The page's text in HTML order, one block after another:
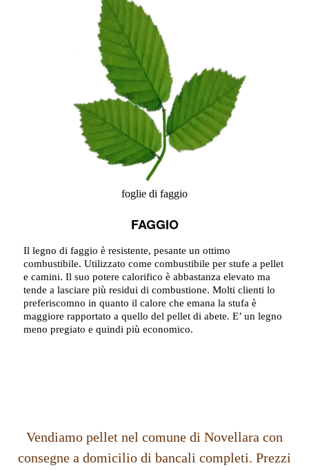
foglie di faggio
FAGGIO
Il legno di faggio è resistente, pesante un ottimo
combustibile. Utilizzato come combustibile per stufe a pellet
e camini. Il suo potere calorifico è abbastanza elevato ma
tende a lasciare più residui di combustione. Molti clienti lo
preferiscomno in quanto il calore che emana la stufa è
maggiore rapportato a quello del pellet di abete. E’ un legno
meno pregiato e quindi più economico.
Vendiamo pellet nel comune di Novellara con
consegne a domicilio di bancali completi. Prezzi